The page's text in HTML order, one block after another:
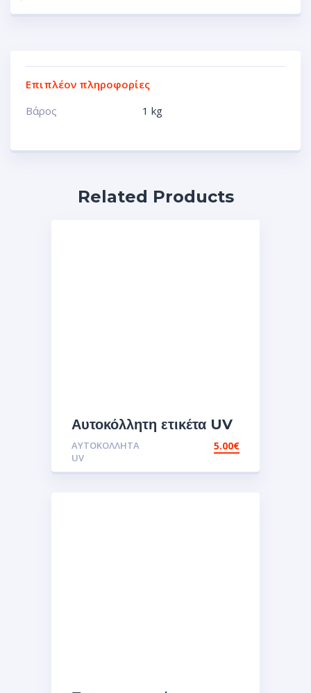
Επιπλέον πληροφορίες
Βάρος
1 kg
Related Products
Αυτοκόλλητη ετικέτα UV
vespa bee
2.Αυτοκόλλητα
ΑΥΤΟΚΌΛΛΗΤΑ
UV
5.00€